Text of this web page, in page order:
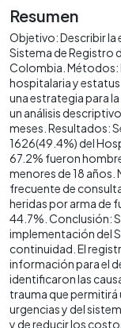
Resumen
Objetivo: Describir la
Sistema de Registro
Colombia. Métodos:
hospitalaria y
una estrategia para
un análisis
meses. Resultados:
1626(49.4%) del
67.2% fueron
menores de 18
frecuente de
heridas por arma de
44.7%. Conclusión:
implementación del
continuidad. El
información para el
identificaron las
trauma que permitirá
urgencias y del
y de reducir los